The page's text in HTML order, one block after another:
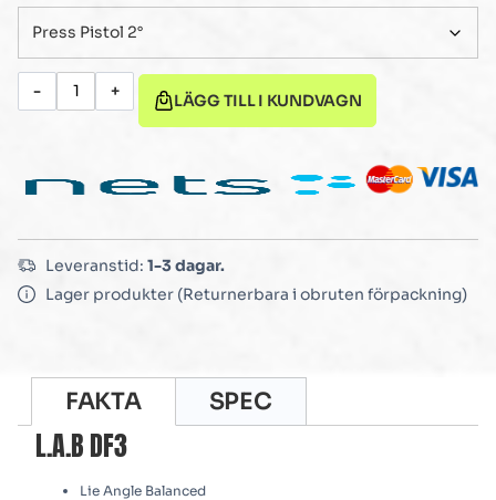
- + LÄGG TILL I KUNDVAGN
Leveranstid: 1-3 dagar.
Lager produkter (Returnerbara i obruten förpackning)
FAKTA SPEC
L.A.B DF3
Lie Angle Balanced